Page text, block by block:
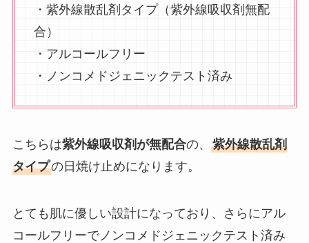
・紫外線散乱剤タイプ（紫外線吸収剤無配
合）
・アルコールフリー
・ノンコメドジェニックテスト済み
こちらは紫外線吸収剤が無配合の、 紫外線散乱剤
タイプの日焼け止めになります。
とても肌に優しい設計になっており、さらにアル
コールフリーでノンコメドジェニックテスト済み